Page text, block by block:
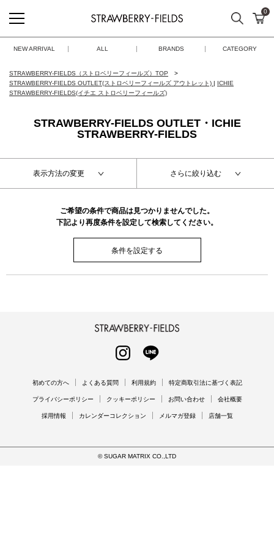
STRAWBERRY-FIELDS
検索 カ
0
NEW ARRIVAL ALL BRANDS CATEGORY
STRAWBERRY-FIELDS（ストロベリーフィールズ）TOP
STRAWBERRY-FIELDS OUTLET(ストロベリーフィールズ アウトレット) | ICHIE
STRAWBERRY-FIELDS(イチエ ストロベリーフィールズ)
STRAWBERRY-FIELDS OUTLET・ICHIE
STRAWBERRY-FIELDS
表示方法の変更 さらに絞り込む
ご希望の条件で商品は見つかりませんでした。
下記より再度条件を設定して検索してください。
条件を設定する
INSTAGRAM
初めての方へ よくある質問 利用規約 特定商取引法に基づく表記
プライバシーポリシー クッキーポリシー お問い合わせ 会社概要
採用情報 カレンダーコレクション メルマガ登録 店舗一覧
© SUGAR MATRIX CO.,LTD